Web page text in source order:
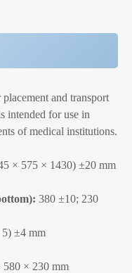
and transport
intended for use in
of medical institutions.
× 575 × 1430) ±20 mm
380 ±10; 230
±4 mm
580 × 230 mm